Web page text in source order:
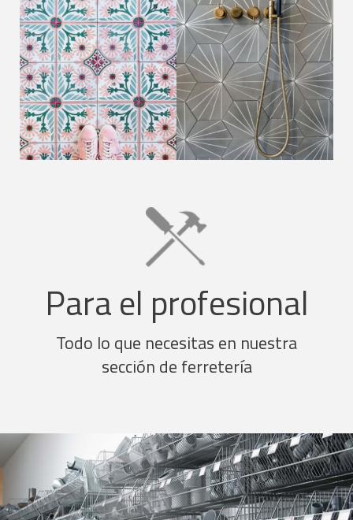
Para el profesional
Todo lo que necesitas en nuestra
sección de ferretería